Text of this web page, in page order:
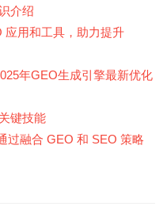
介绍
应用和工具，助力提升
年GEO生成引擎最新优化
键技能
过融合 GEO 和 SEO 策略